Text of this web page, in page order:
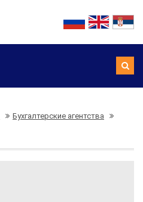
Бухгалтерские агентства